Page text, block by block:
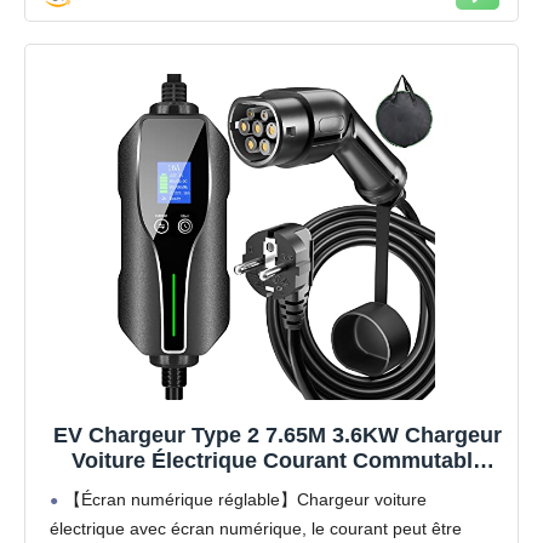
affichera toutes les données du véhicule électrique sur la
situation exacte même s’il y a un défaut pendant la charge.
Simple et économisez votre temps pour surveiller la
charge! Nous fournissons une assistance technique en
ligne approfondie.Vous pouvez nous contacter en ligne via
Amazon ou par e-mail (ventusevse@zoho.com).
EV Chargeur Type 2 7.65M 3.6KW Chargeur
Voiture Électrique Courant Commutable
6/8/10/13/16A Zimiking avec écran Fonction
de Retard Cable Recharge Type 2 IEC
62196-2 Femelle avec Sac IP67
【Écran numérique réglable】Chargeur voiture
électrique avec écran numérique, le courant peut être